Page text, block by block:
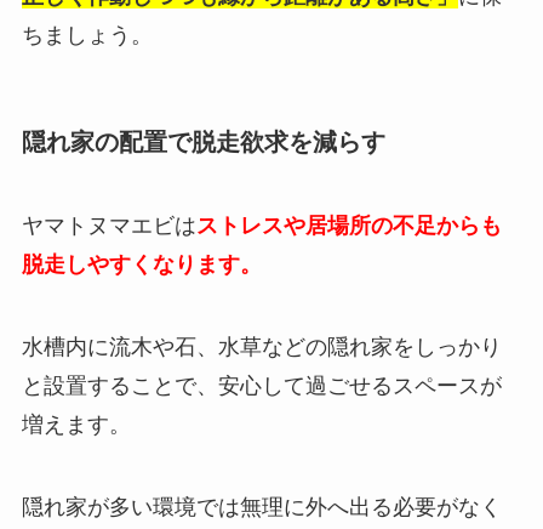
ちましょう。
隠れ家の配置で脱走欲求を減らす
ヤマトヌマエビはストレスや居場所の不足からも
脱走しやすくなります。
水槽内に流木や石、水草などの隠れ家をしっかり
と設置することで、安心して過ごせるスペースが
増えます。
隠れ家が多い環境では無理に外へ出る必要がなく